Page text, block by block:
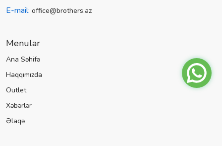
E-mail: office@brothers.az
Menular
Ana Səhifə
Haqqımızda
Outlet
Xəbərlər
Əlaqə